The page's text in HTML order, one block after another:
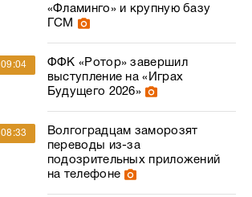
«Фламинго» и крупную базу
ГСМ
09:04
ФФК «Ротор» завершил
выступление на «Играх
Будущего 2026»
08:33
Волгоградцам заморозят
переводы из-за
подозрительных приложений
на телефоне